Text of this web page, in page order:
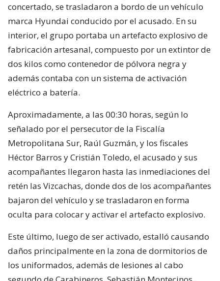
concertado, se trasladaron a bordo de un vehículo
marca Hyundai conducido por el acusado. En su
interior, el grupo portaba un artefacto explosivo de
fabricación artesanal, compuesto por un extintor de
dos kilos como contenedor de pólvora negra y
además contaba con un sistema de activación
eléctrico a batería.
Aproximadamente, a las 00:30 horas, según lo
señalado por el persecutor de la Fiscalía
Metropolitana Sur, Raúl Guzmán, y los fiscales
Héctor Barros y Cristián Toledo, el acusado y sus
acompañantes llegaron hasta las inmediaciones del
retén las Vizcachas, donde dos de los acompañantes
bajaron del vehículo y se trasladaron en forma
oculta para colocar y activar el artefacto explosivo.
Este último, luego de ser activado, estalló causando
daños principalmente en la zona de dormitorios de
los uniformados, además de lesiones al cabo